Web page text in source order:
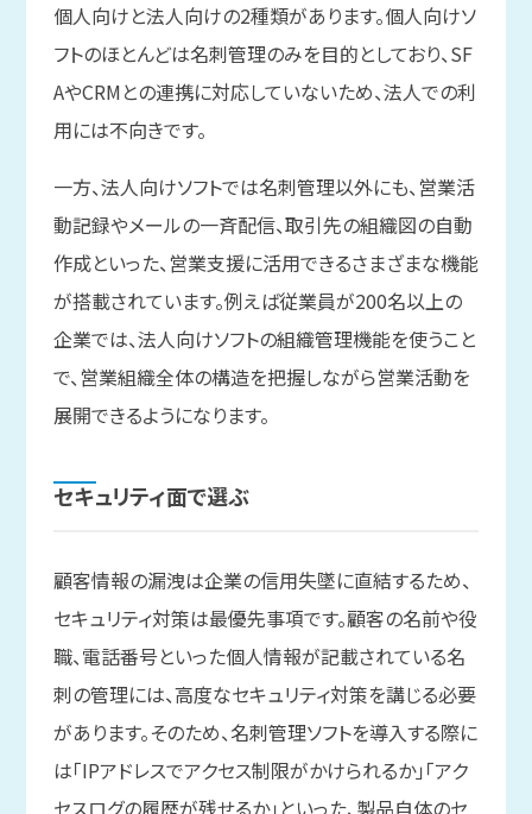
個人向けと法人向けの2種類があります。個人向けソ
フトのほとんどは名刺管理のみを目的としており、SF
AやCRMとの連携に対応していないため、法人での利
用には不向きです。
一方、法人向けソフトでは名刺管理以外にも、営業活
動記録やメールの一斉配信、取引先の組織図の自動
作成といった、営業支援に活用できるさまざまな機能
が搭載されています。例えば従業員が200名以上の
企業では、法人向けソフトの組織管理機能を使うこと
で、営業組織全体の構造を把握しながら営業活動を
展開できるようになります。
セキュリティ面で選ぶ
顧客情報の漏洩は企業の信用失墜に直結するため、
セキュリティ対策は最優先事項です。顧客の名前や役
職、電話番号といった個人情報が記載されている名
刺の管理には、高度なセキュリティ対策を講じる必要
があります。そのため、名刺管理ソフトを導入する際に
は「IPアドレスでアクセス制限がかけられるか」「アク
セスログの履歴が残せるか」といった、製品自体のセ